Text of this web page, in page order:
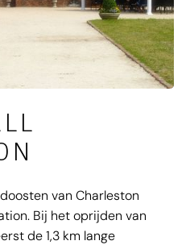
van Charleston
Bij het oprijden van
de 1,3 km lange